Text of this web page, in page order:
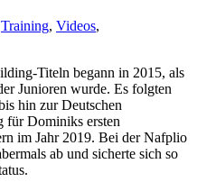
Training, Videos,
Titeln begann in 2015, als
Junioren wurde. Es folgten
hin zur Deutschen
für Dominiks ersten
im Jahr 2019. Bei der Nafplio
ab und sicherte sich so